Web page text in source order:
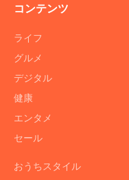
コンテンツ
ライフ
グルメ
デジタル
健康
エンタメ
セール
おうちスタイル